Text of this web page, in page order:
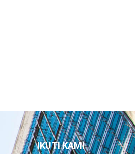
IKUTI KAMI